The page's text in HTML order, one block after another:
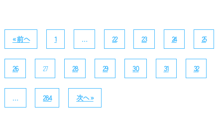
« 前へ 1 … 22 23 24 25
26 27 28 29 30 31 32
… 284 次へ »